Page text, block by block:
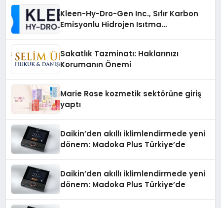
Kleen-Hy-Dro-Gen Inc., Sıfır Karbon
Emisyonlu Hidrojen Isıtma
Sakatlık Tazminatı: Haklarınızı
Korumanın Önemi
Marie Rose kozmetik sektörüne giriş
yaptı
Daikin’den akıllı iklimlendirmede yeni
dönem: Madoka Plus Türkiye’de
Daikin’den akıllı iklimlendirmede yeni
dönem: Madoka Plus Türkiye’de